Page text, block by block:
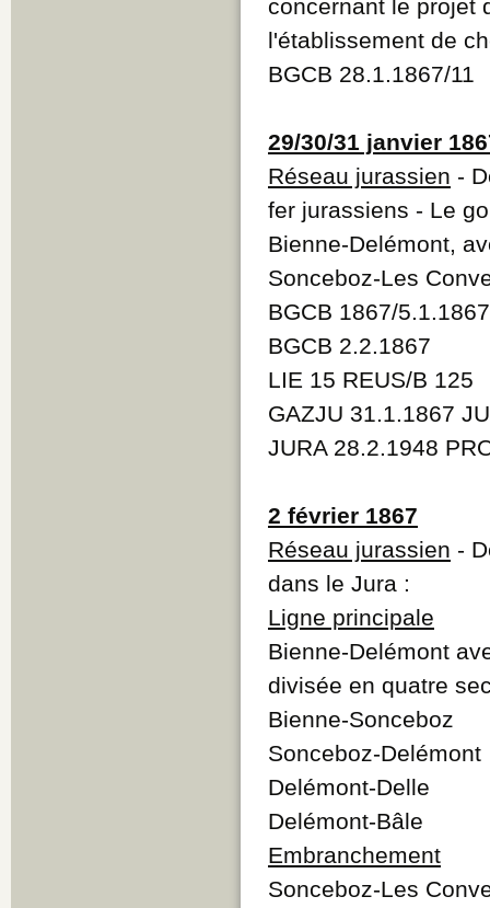
concernant le projet
l'établissement de
BGCB 28.1.1867/11
29/30/31 janvier
Réseau jurassien -
fer jurassiens - Le
Bienne-Delémont,
Sonceboz-Les
BGCB 1867/
BGCB 2.2.1867
LIE 15 REUS/B 125
GAZJU 31.1.1867
JURA 28.2.1948
2 février 1867
Réseau jurassien -
dans le Jura :
Ligne principale
Bienne-Delémont
divisée en quatre
Bienne-Sonceboz
Sonceboz-Delémont
Delémont-Delle
Delémont-Bâle
Embranchement
Sonceboz-Les